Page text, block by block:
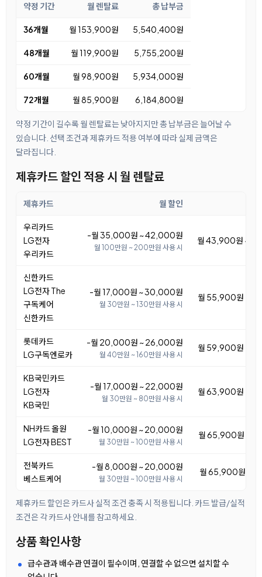
약정 기간 월 렌탈료 총 납부금
36개월 월 153,900원 5,540,400원
48개월 월 119,900원 5,755,200원
60개월 월 98,900원 5,934,000원
72개월 월 85,900원 6,184,800원
약정 기간이 길수록 월 렌탈료는 낮아지지만 총 납부금은 늘어날 수
있습니다. 선택 조건과 제휴카드 적용 여부에 따라 실제 금액은
달라집니다.
제휴카드 할인 적용 시 월 렌탈료
제휴카드 월 할인
우리카드
LG전자
우리카드
-월 35,000원 ~ 42,000원
월 100만원 ~ 200만원 사용 시
월 43,900원 ~
신한카드
LG전자 The
구독케어
신한카드
-월 17,000원 ~ 30,000원
월 30만원 ~ 130만원 사용 시
월 55,900원 ~
롯데카드
LG구독엔로카
-월 20,000원 ~ 26,000원
월 40만원 ~ 160만원 사용 시
월 59,900원 ~
KB국민카드
LG전자
KB국민
-월 17,000원 ~ 22,000원
월 30만원 ~ 80만원 사용 시
월 63,900원 ~
NH카드 올원
LG전자 BEST
-월 10,000원 ~ 20,000원
월 30만원 ~ 100만원 사용 시
월 65,900원 ~
전북카드
베스트케어
-월 8,000원 ~ 20,000원
월 30만원 ~ 100만원 사용 시
월 65,900원 ~
제휴카드 할인은 카드사 실적 조건 충족 시 적용됩니다. 카드 발급/실적
조건은 각 카드사 안내를 참고하세요.
상품 확인사항
급수관과 배수관 연결이 필수이며, 연결할 수 없으면 설치할 수